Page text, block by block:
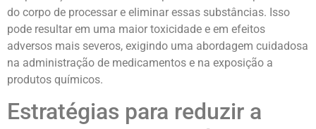
do corpo de processar e eliminar essas substâncias. Isso
pode resultar em uma maior toxicidade e em efeitos
adversos mais severos, exigindo uma abordagem cuidadosa
na administração de medicamentos e na exposição a
produtos químicos.
Estratégias para reduzir a